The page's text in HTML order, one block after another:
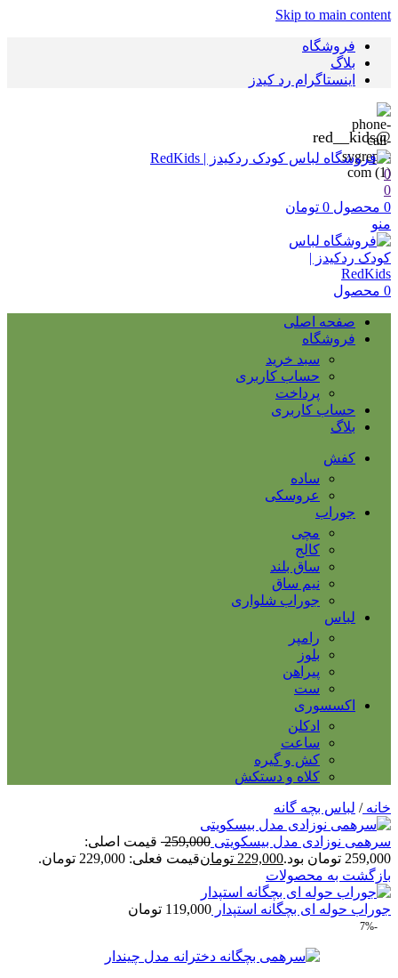
Skip to main content
فروشگاه
بلاگ
اینستاگرام رد کیدز
@red__kids
0
0
0 محصول 0 تومان
منو
0 محصول
صفحه اصلی
فروشگاه
سبد خرید
حساب کاربری
پرداخت
حساب کاربری
بلاگ
کفش
ساده
عروسکی
جوراب
مچی
کالج
ساق بلند
نیم ساق
جوراب شلواری
لباس
رامپر
بلوز
پیراهن
ست
اکسسوری
ادکلن
ساعت
کش و گیره
کلاه و دستکش
خانه/ لباس بچه گانه
سرهمی نوزادی مدل بیسکویتی 259,000 قیمت اصلی:
259,000 تومان بود.
229,000 تومانقیمت فعلی: 229,000 تومان.
بازگشت به محصولات
جوراب حوله ای بچگانه استپدار 119,000 تومان
-7%